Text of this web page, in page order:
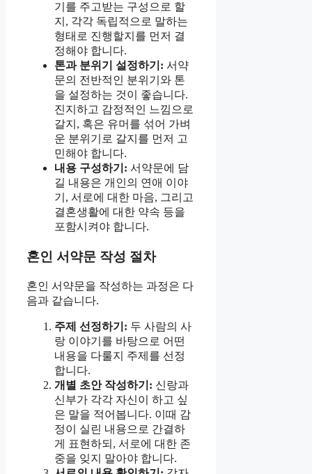
기를 주고받는 구성으로 할
지, 각각 독립적으로 말하는
형태로 진행할지를 먼저 결
정해야 합니다.
톤과 분위기 설정하기: 서약
문의 전반적인 분위기와 톤
을 설정하는 것이 좋습니다.
진지하고 감정적인 느낌으로
갈지, 혹은 유머를 섞어 가벼
운 분위기로 갈지를 먼저 고
민해야 합니다.
내용 구성하기: 서약문에 담
길 내용은 개인의 연애 이야
기, 서로에 대한 마음, 그리고
결혼생활에 대한 약속 등을
포함시켜야 합니다.
혼인 서약문 작성 절차
혼인 서약문을 작성하는 과정은 다
음과 같습니다.
주제 선정하기: 두 사람의 사
랑 이야기를 바탕으로 어떤
내용을 다룰지 주제를 선정
합니다.
개별 초안 작성하기: 신랑과
신부가 각각 자신이 하고 싶
은 말을 적어봅니다. 이때 감
정이 실린 내용으로 간결하
게 표현하되, 서로에 대한 존
중을 잊지 말아야 합니다.